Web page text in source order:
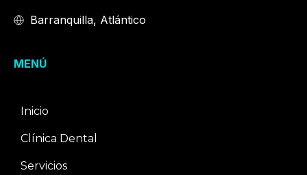
Barranquilla, Atlántico
MENÚ
Inicio
Clínica Dental
Servicios